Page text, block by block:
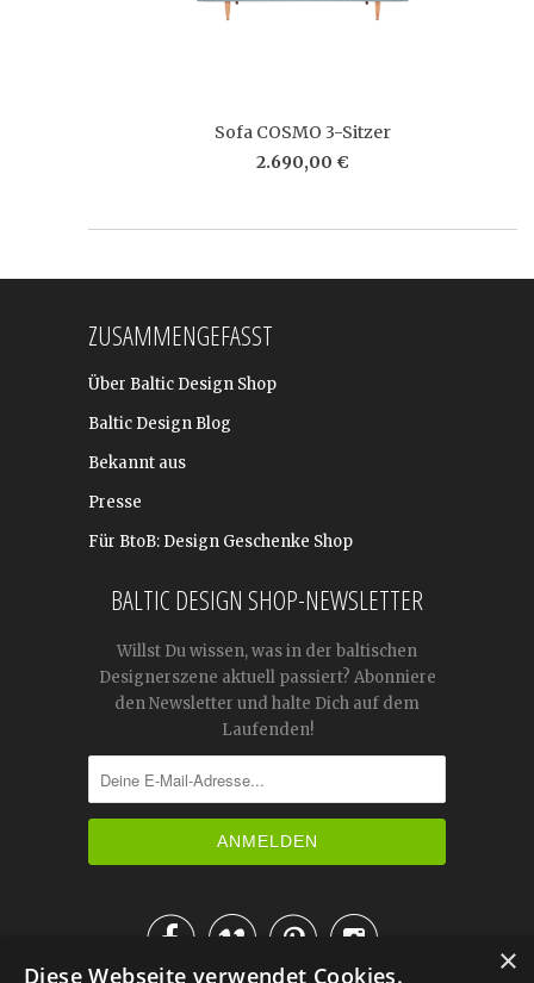
Sofa COSMO 3-Sitzer
2.690,00 €
ZUSAMMENGEFASST
Über Baltic Design Shop
Baltic Design Blog
Bekannt aus
Presse
Für BtoB: Design Geschenke Shop
BALTIC DESIGN SHOP-NEWSLETTER
Willst Du wissen, was in der baltischen
Designerszene aktuell passiert? Abonniere
den Newsletter und halte Dich auf dem
Laufenden!
 ×
Diese Webseite verwendet Cookies.